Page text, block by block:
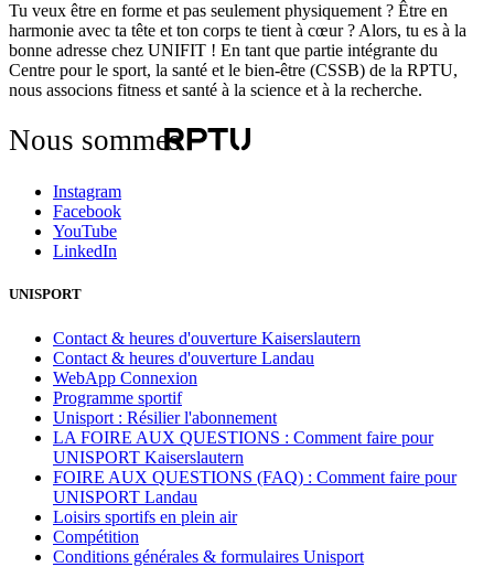
Tu veux être en forme et pas seulement physiquement ? Être en
harmonie avec ta tête et ton corps te tient à cœur ? Alors, tu es à la
bonne adresse chez UNIFIT ! En tant que partie intégrante du
Centre pour le sport, la santé et le bien-être (CSSB) de la RPTU,
nous associons fitness et santé à la science et à la recherche.
Nous sommes
Instagram
Facebook
YouTube
LinkedIn
UNISPORT
Contact & heures d'ouverture Kaiserslautern
Contact & heures d'ouverture Landau
WebApp Connexion
Programme sportif
Unisport : Résilier l'abonnement
LA FOIRE AUX QUESTIONS : Comment faire pour
UNISPORT Kaiserslautern
FOIRE AUX QUESTIONS (FAQ) : Comment faire pour
UNISPORT Landau
Loisirs sportifs en plein air
Compétition
Conditions générales & formulaires Unisport